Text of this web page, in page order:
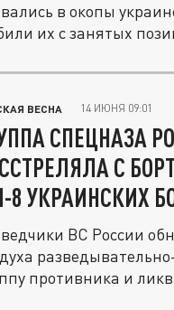
в окопы
их с занятых
ВЕСНА 14 ИЮНЯ 09:01
СПЕЦНАЗА
С
8 УКРАИНСКИХ
ВС России
противника и